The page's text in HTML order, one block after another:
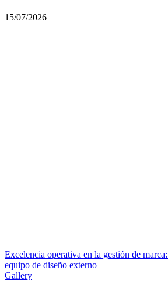
15/07/2026
Excelencia operativa en la gestión de
equipo de diseño externo
Gallery